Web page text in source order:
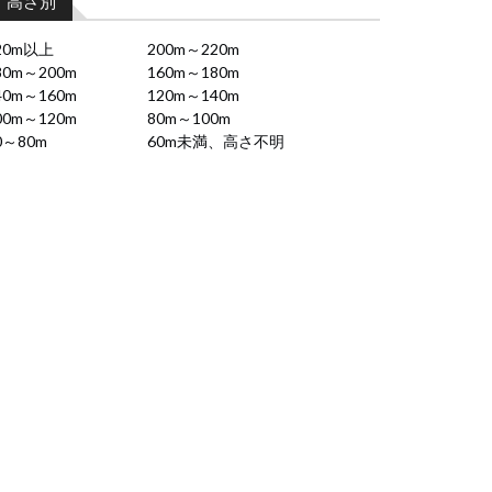
以上
200m～220m
～200m
160m～180m
～160m
120m～140m
～120m
80m～100m
80m
60m未満、高さ不明